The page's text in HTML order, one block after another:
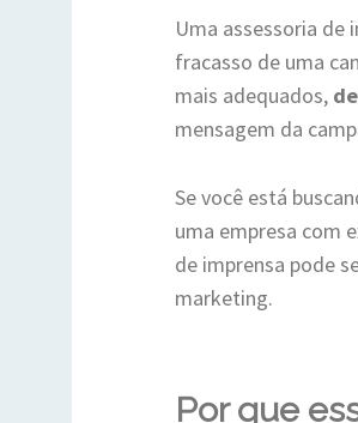
Uma assessoria de
fracasso de uma
mais adequados,
mensagem da
Se você está
uma empresa com
de imprensa pode
marketing.
Por que